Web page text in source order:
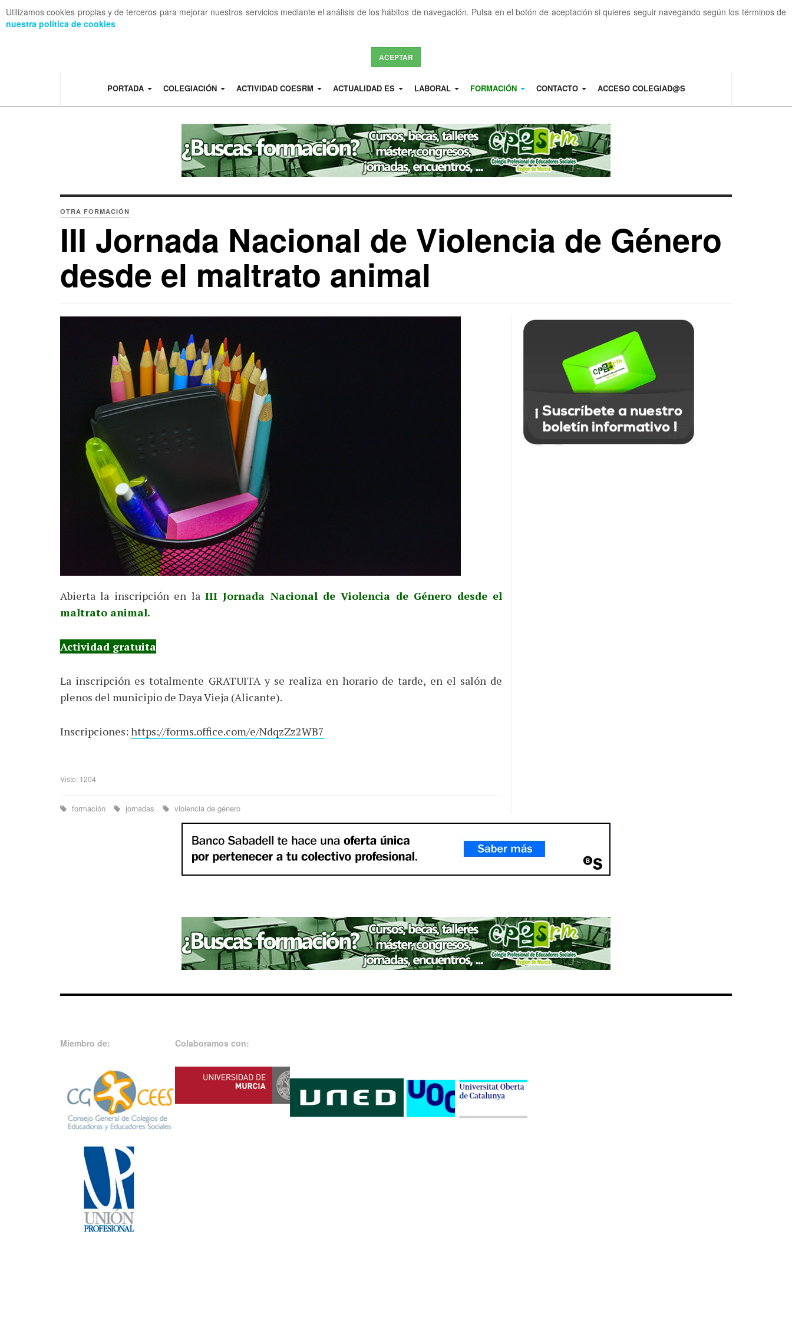
Utilizamos cookies propias y de terceros para mejorar nuestros servicios mediante el análisis de los hábitos de navegación. Pulsa en el botón de aceptación si quieres seguir navegando según los términos de
nuestra política de cookies
ACEPTAR
PORTADA COLEGIACIÓN ACTIVIDAD COESRM ACTUALIDAD ES LABORAL FORMACIÓN CONTACTO ACCESO COLEGIAD@S
OTRA FORMACIÓN
III Jornada Nacional de Violencia de Género
desde el maltrato animal
Abierta la inscripción en la III Jornada Nacional de Violencia de Género desde el
maltrato animal.
Actividad gratuita
La inscripción es totalmente GRATUITA y se realiza en horario de tarde, en el salón de
plenos del municipio de Daya Vieja (Alicante).
Inscripciones: https://forms.office.com/e/NdqzZz2WB7
Visto: 1204
formación jornadas violencia de género
Miembro de: Colaboramos con: